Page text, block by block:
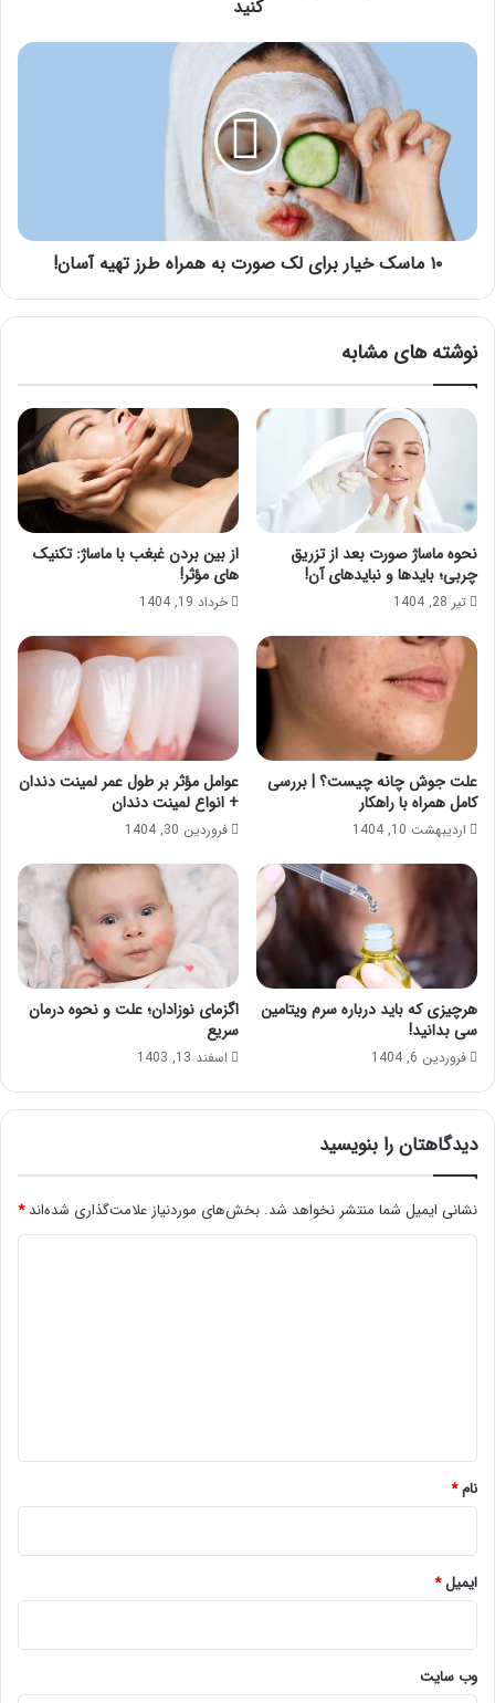
کنید
۱۰
صورت
همراه
طرز
۱۰ ماسک خیار برای لک صورت به همراه طرز تهیه آسان!
نوشته های مشابه
نحوه ماساژ صورت بعد از تزریق
چربی؛ بایدها و نبایدهای آن!
تیر 28, 1404
از بین بردن غبغب با ماساژ: تکنیک
های مؤثر!
خرداد 19, 1404
علت جوش چانه چیست؟ | بررسی
کامل همراه با راهکار
اردیبهشت 10, 1404
عوامل مؤثر بر طول عمر لمینت دندان
+ انواع لمینت دندان
فروردین 30, 1404
هرچیزی که باید درباره سرم ویتامین
سی بدانید!
فروردین 6, 1404
اگزمای نوزادان؛ علت و نحوه درمان
سریع
اسفند 13, 1403
دیدگاهتان را بنویسید
نشانی ایمیل شما منتشر نخواهد شد. بخش‌های موردنیاز علامت‌گذاری شده‌اند*
نام*
ایمیل*
وب‌ سایت